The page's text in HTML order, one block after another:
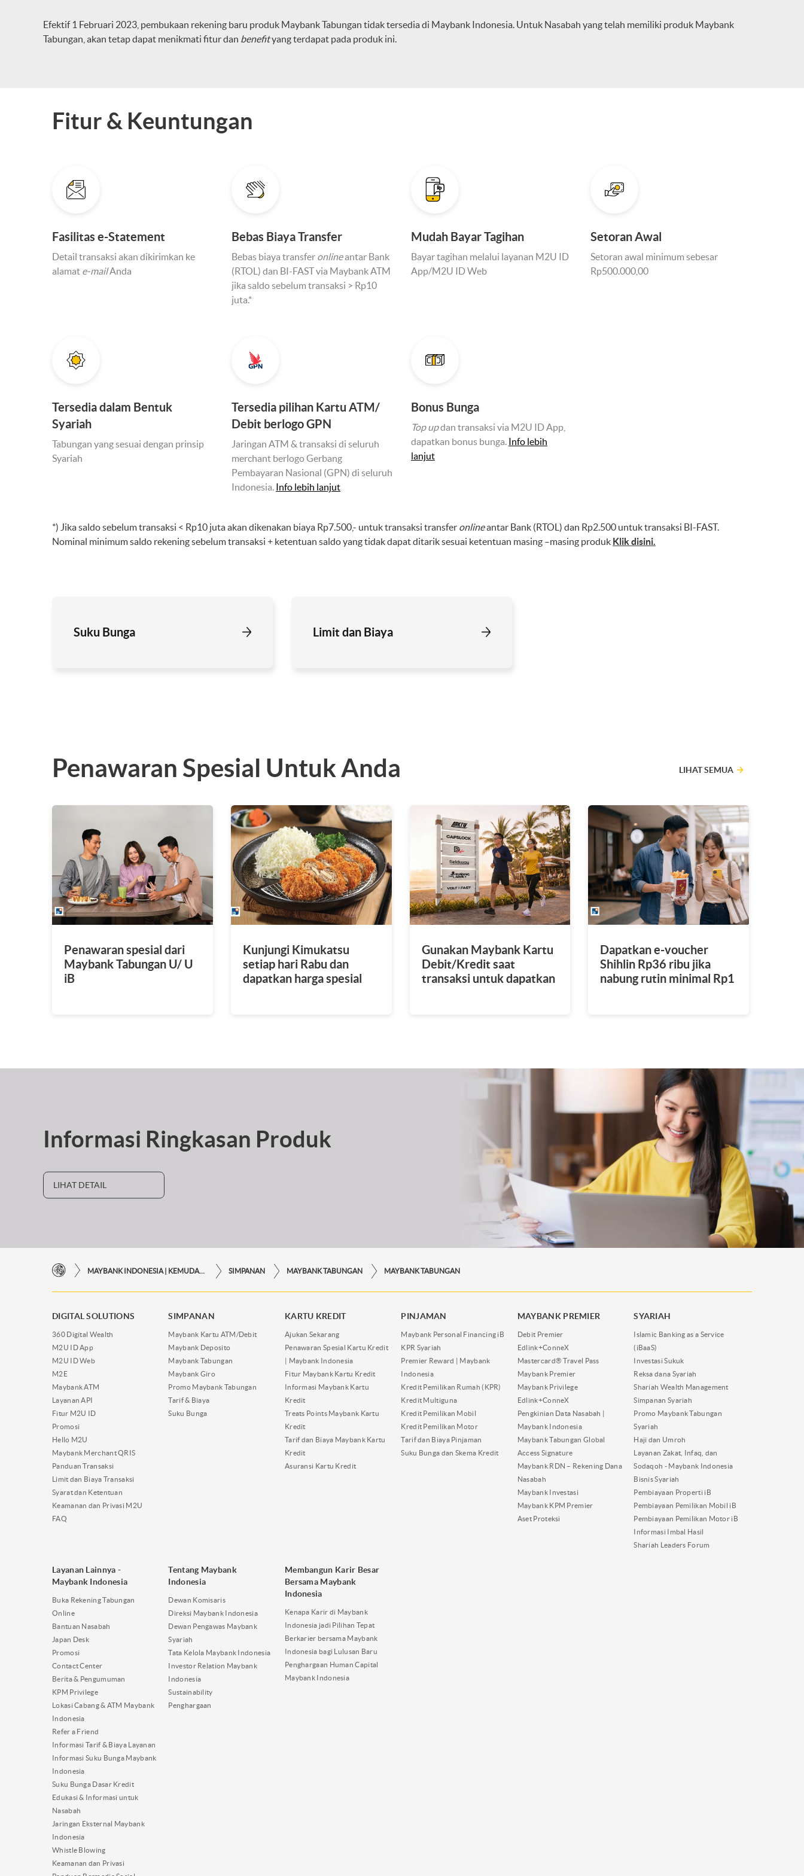
Efektif 1 Februari 2023, pembukaan rekening baru produk Maybank Tabungan tidak tersedia di Maybank Indonesia. Untuk Nasabah yang telah memiliki produk Maybank
Tabungan, akan tetap dapat menikmati fitur dan benefityang terdapat pada produk ini.
Fitur & Keuntungan
Fasilitas e-Statement
Detail transaksi akan dikirimkan ke
alamat e-mailAnda
Bebas Biaya Transfer
Bebas biaya transfer onlineantar Bank
(RTOL) dan BI-FAST via Maybank ATM
jika saldo sebelum transaksi > Rp10
juta.*
Mudah Bayar Tagihan
Bayar tagihan melalui layanan M2U ID
App/M2U ID Web
Setoran Awal
Setoran awal minimum sebesar
Rp500.000,00
Tersedia dalam Bentuk
Syariah
Tabungan yang sesuai dengan prinsip
Syariah
Tersedia pilihan Kartu ATM/
Debit berlogo GPN
Jaringan ATM & transaksi di seluruh
merchant berlogo Gerbang
Pembayaran Nasional (GPN) di seluruh
Indonesia. Info lebih lanjut
Bonus Bunga
Top updan transaksi via M2U ID App,
dapatkan bonus bunga. Info lebih
lanjut
*) Jika saldo sebelum transaksi < Rp10 juta akan dikenakan biaya Rp7.500,- untuk transaksi transfer onlineantar Bank (RTOL) dan Rp2.500 untuk transaksi BI-FAST.
Nominal minimum saldo rekening sebelum transaksi + ketentuan saldo yang tidak dapat ditarik sesuai ketentuan masing –masing produk Klik disini.
Suku Bunga Limit dan Biaya
Penawaran Spesial Untuk Anda LIHAT SEMUA
Penawaran spesial dari
Maybank Tabungan U/ U
iB
Kunjungi Kimukatsu
setiap hari Rabu dan
dapatkan harga spesial
Gunakan Maybank Kartu
Debit/Kredit saat
transaksi untuk dapatkan
Dapatkan e-voucher
Shihlin Rp36 ribu jika
nabung rutin minimal Rp1
Informasi Ringkasan Produk
LIHAT DETAIL
MAYBANK INDONESIA | KEMUDAHAN TRANSAKSI FINANSIAL DI UJUNG JARI ANDA SIMPANAN MAYBANK TABUNGAN MAYBANK TABUNGAN
DIGITAL SOLUTIONS
360 Digital Wealth
M2U ID App
M2U ID Web
M2E
Maybank ATM
Layanan API
Fitur M2U ID
Promosi
Hello M2U
Maybank Merchant QRIS
Panduan Transaksi
Limit dan Biaya Transaksi
Syarat dan Ketentuan
Keamanan dan Privasi M2U
FAQ
SIMPANAN
Maybank Kartu ATM/Debit
Maybank Deposito
Maybank Tabungan
Maybank Giro
Promo Maybank Tabungan
Tarif & Biaya
Suku Bunga
KARTU KREDIT
Ajukan Sekarang
Penawaran Spesial Kartu Kredit
| Maybank Indonesia
Fitur Maybank Kartu Kredit
Informasi Maybank Kartu
Kredit
Treats Points Maybank Kartu
Kredit
Tarif dan Biaya Maybank Kartu
Kredit
Asuransi Kartu Kredit
PINJAMAN
Maybank Personal Financing iB
KPR Syariah
Premier Reward | Maybank
Indonesia
Kredit Pemilikan Rumah (KPR)
Kredit Multiguna
Kredit Pemilikan Mobil
Kredit Pemilikan Motor
Tarif dan Biaya Pinjaman
Suku Bunga dan Skema Kredit
MAYBANK PREMIER
Debit Premier
Edlink+ConneX
Mastercard® Travel Pass
Maybank Premier
Maybank Privilege
Edlink+ConneX
Pengkinian Data Nasabah |
Maybank Indonesia
Maybank Tabungan Global
Access Signature
Maybank RDN – Rekening Dana
Nasabah
Maybank Investasi
Maybank KPM Premier
Aset Proteksi
SYARIAH
Islamic Banking as a Service
(iBaaS)
Investasi Sukuk
Reksa dana Syariah
Shariah Wealth Management
Simpanan Syariah
Promo Maybank Tabungan
Syariah
Haji dan Umroh
Layanan Zakat, Infaq, dan
Sodaqoh - Maybank Indonesia
Bisnis Syariah
Pembiayaan Properti iB
Pembiayaan Pemilikan Mobil iB
Pembiayaan Pemilikan Motor iB
Informasi Imbal Hasil
Shariah Leaders Forum
Layanan Lainnya -
Maybank Indonesia
Buka Rekening Tabungan
Online
Bantuan Nasabah
Japan Desk
Promosi
Contact Center
Berita & Pengumuman
KPM Privilege
Lokasi Cabang & ATM Maybank
Indonesia
Refer a Friend
Informasi Tarif & Biaya Layanan
Informasi Suku Bunga Maybank
Indonesia
Suku Bunga Dasar Kredit
Edukasi & Informasi untuk
Nasabah
Jaringan Eksternal Maybank
Indonesia
Whistle Blowing
Keamanan dan Privasi
Tentang Maybank
Indonesia
Dewan Komisaris
Direksi Maybank Indonesia
Dewan Pengawas Maybank
Syariah
Tata Kelola Maybank Indonesia
Investor Relation Maybank
Indonesia
Sustainability
Penghargaan
Membangun Karir Besar
Bersama Maybank
Indonesia
Kenapa Karir di Maybank
Indonesia jadi Pilihan Tepat
Berkarier bersama Maybank
Indonesia bagi Lulusan Baru
Penghargaan Human Capital
Maybank Indonesia